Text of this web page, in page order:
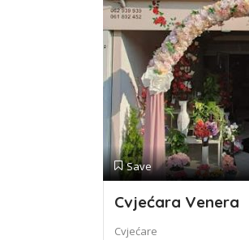
Save
Cvjećara Venera
Cvjećare